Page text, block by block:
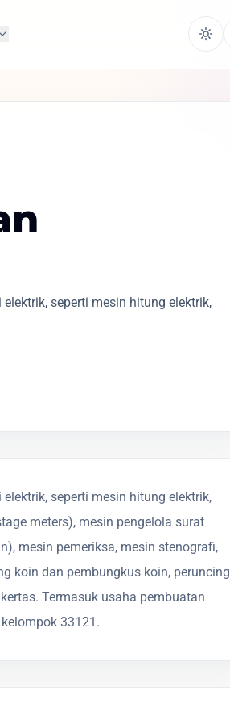
seperti mesin hitung elektrik,
seperti mesin hitung elektrik,
meters), mesin pengelola surat
mesin pemeriksa, mesin stenografi,
koin dan pembungkus koin, peruncing
Termasuk usaha pembuatan
33121.